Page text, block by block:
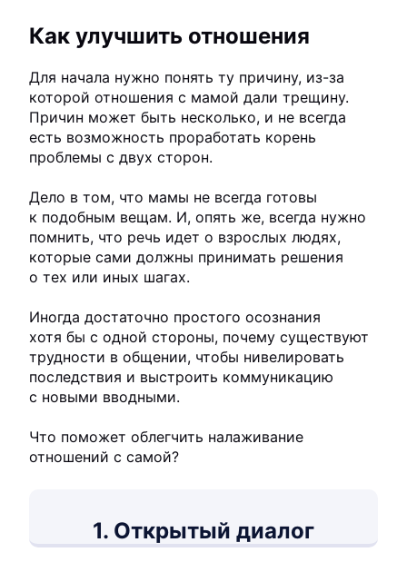
Как улучшить отношения
Для начала нужно понять ту причину, из-за
которой отношения с мамой дали трещину.
Причин может быть несколько, и не всегда
есть возможность проработать корень
проблемы с двух сторон.
Дело в том, что мамы не всегда готовы
к подобным вещам. И, опять же, всегда нужно
помнить, что речь идет о взрослых людях,
которые сами должны принимать решения
о тех или иных шагах.
Иногда достаточно простого осознания
хотя бы с одной стороны, почему существуют
трудности в общении, чтобы нивелировать
последствия и выстроить коммуникацию
с новыми вводными.
Что поможет облегчить налаживание
отношений с самой?
1. Открытый диалог